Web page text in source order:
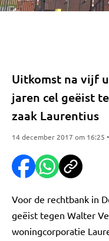
Uitkomst na vijf
jaren cel geëist
zaak Laurentius
14 december 2017 om 16:25
Voor de rechtbank in
geëist tegen Walter
woningcorporatie